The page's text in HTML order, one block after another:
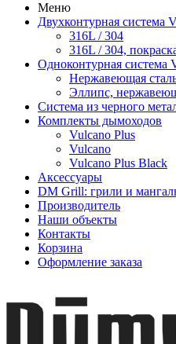
Меню
Двухконтурная система
316L / 304
316L / 304,
Одноконтурная система
Нержавеющая
Эллипс,
Система из черного
Комплекты дымоходов
Vulcano Plus
Vulcano
Vulcano Plus Black
Аксессуары
DM Grill: грили и
Производитель
Наши объекты
Контакты
Корзина
Оформление заказа